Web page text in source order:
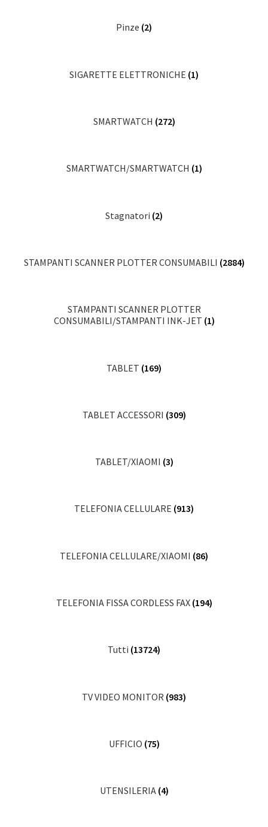
Pinze (2)
SIGARETTE ELETTRONICHE (1)
SMARTWATCH (272)
SMARTWATCH/SMARTWATCH (1)
Stagnatori (2)
STAMPANTI SCANNER PLOTTER CONSUMABILI (2884)
STAMPANTI SCANNER PLOTTER
CONSUMABILI/STAMPANTI INK-JET (1)
TABLET (169)
TABLET ACCESSORI (309)
TABLET/XIAOMI (3)
TELEFONIA CELLULARE (913)
TELEFONIA CELLULARE/XIAOMI (86)
TELEFONIA FISSA CORDLESS FAX (194)
Tutti (13724)
TV VIDEO MONITOR (983)
UFFICIO (75)
UTENSILERIA (4)